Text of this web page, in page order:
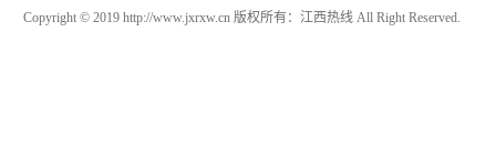
Copyright © 2019 http://www.jxrxw.cn 版权所有：江西热线 All Right Reserved.